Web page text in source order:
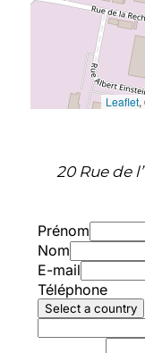
Leaflet
20 Rue de